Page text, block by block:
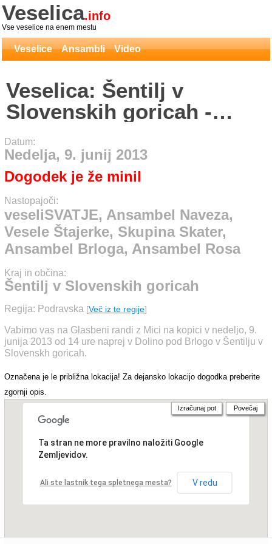
Veselica.info
Vse veselice na enem mestu
Veselice Ansambli Video
Veselica: Šentilj v
Slovenskih goricah -
veseliSVATJE, Ansambel
Naveza, Vesele Štajerke,
Skupina Skater,
Ansambel Brloga,
Ansambel Rosa
Datum:
Nedelja, 9. junij 2013
Dogodek je že minil
Nastopajoči:
veseliSVATJE, Ansambel Naveza,
Vesele Štajerke, Skupina Skater,
Ansambel Brloga, Ansambel Rosa
Kraj in občina:
Šentilj v Slovenskih goricah
Regija: Podravska [Več iz te regije]
Vabimo vas na Glasbeni randi z Mici na kopici v nedeljo, 9.
junija 2013 od 14 ure naprej v Dolino pod Brlogo v Šentilju v
Slovenskh goricah.
Označena je le približna lokacija! Za dejansko lokacijo dogodka preberite
zgornji opis.
Ta stran ne more pravilno naložiti Google
Zemljevidov.
Ali ste lastnik tega spletnega mesta? V redu
Izračunaj pot Povečaj